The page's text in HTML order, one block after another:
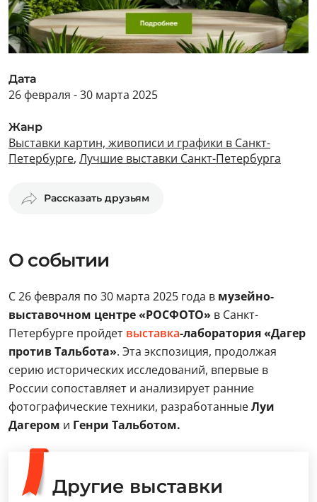
Дата
26 февраля - 30 марта 2025
Жанр
Выставки картин, живописи и графики в Санкт-
Петербурге, Лучшие выставки Санкт-Петербурга
Рассказать друзьям
О событии
С 26 февраля по 30 марта 2025 года в музейно-
выставочном центре «РОСФОТО» в Санкт-
Петербурге пройдет выставка-лаборатория «Дагер
против Тальбота». Эта экспозиция, продолжая
серию исторических исследований, впервые в
России сопоставляет и анализирует ранние
фотографические техники, разработанныеЛуи
Дагером и Генри Тальботом.
Другие выставки